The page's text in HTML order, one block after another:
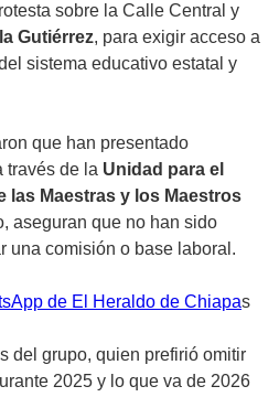
sobre la Calle Central y
Gutiérrez, para exigir acceso a
sistema educativo estatal y
que han presentado
través de la Unidad para el
las Maestras y los Maestros
aseguran que no han sido
una comisión o base laboral.
de El Heraldo de Chiapas
del grupo, quien prefirió omitir
2025 y lo que va de 2026